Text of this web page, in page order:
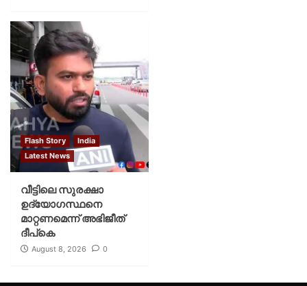
Flash Story
India
Latest News
വീട്ടിലെ സുരക്ഷാ
ഉദ്യോഗസ്ഥനെ
മാറ്റണമെന്ന് അഭിജീത്
ദീപ്‌കെ
August 8, 2026 0